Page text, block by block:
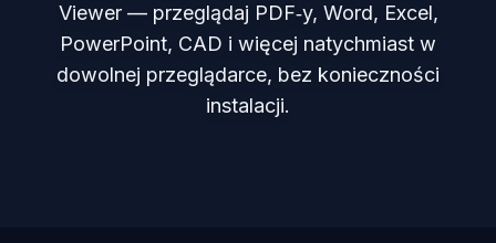
Viewer — przeglądaj PDF‑y, Word, Excel,
PowerPoint, CAD i więcej natychmiast w
dowolnej przeglądarce, bez konieczności
instalacji.